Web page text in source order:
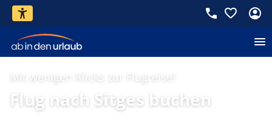
Mit wenigen Klicks zur Flugreise!
Flug nach Sitges buchen